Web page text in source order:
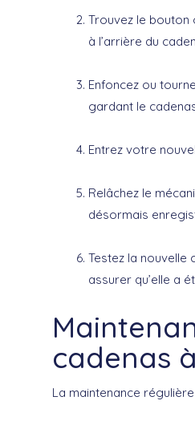
Trouvez le bouton
à l’arrière du
Enfoncez ou
gardant le
Entrez votre
Relâchez le
désormais
Testez la nouvelle
assurer qu’elle a
cadenas
La maintenance régulière